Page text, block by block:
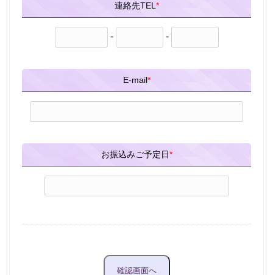
連絡先TEL *
- -
E-mail*
お振込みご予定日*